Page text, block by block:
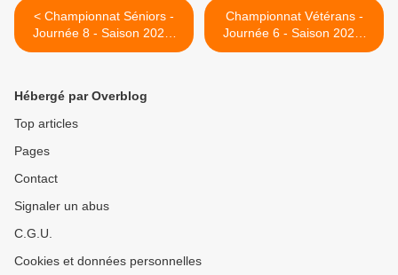
< Championnat Séniors -
Journée 8 - Saison 2022-
2023
Championnat Vétérans -
Journée 6 - Saison 2022-
2023 >
Hébergé par Overblog
Top articles
Pages
Contact
Signaler un abus
C.G.U.
Cookies et données personnelles